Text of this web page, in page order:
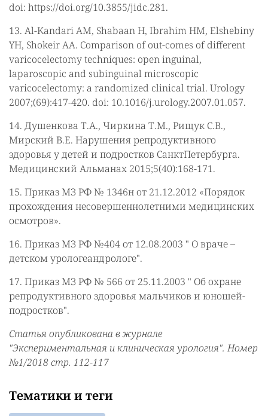
doi: https://doi.org/10.3855/jidc.281.
13. Al-Kandari AM, Shabaan H, Ibrahim HM, Elshebiny
YH, Shokeir AA. Comparison of out-comes of different
varicocelectomy techniques: open inguinal,
laparoscopic and subinguinal microscopic
varicocelectomy: a randomized clinical trial. Urology
2007;(69):417-420. doi: 10.1016/j.urology.2007.01.057.
14. Душенкова Т.А., Чиркина Т.М., Рищук С.В.,
Мирский В.Е. Нарушения репродуктивного
здоровья у детей и подростков СанктПетербурга.
Медицинский Альманах 2015;5(40):168-171.
15. Приказ МЗ РФ № 1346н от 21.12.2012 «Порядок
прохождения несовершеннолетними медицинских
осмотров».
16. Приказ МЗ РФ №404 от 12.08.2003 " О враче –
детском урологеандрологе".
17. Приказ МЗ РФ № 566 от 25.11.2003 " Об охране
репродуктивного здоровья мальчиков и юношей-
подростков".
Статья опубликована в журнале
"Экспериментальная и клиническая урология". Номер
№1/2018 стр. 112-117
Тематики и теги